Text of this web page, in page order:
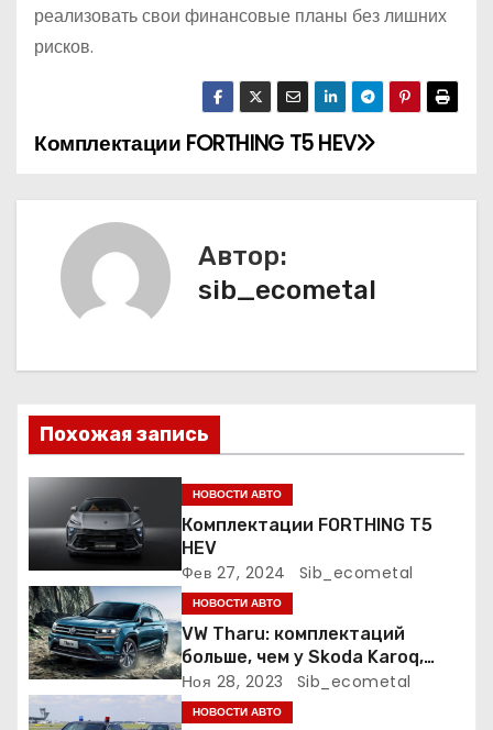
реализовать свои финансовые планы без лишних
рисков.
Н
а
а
ц
и
я
п
о
з
а
Комплектации FORTHING T5 HEV
Автор:
sib_ecometal
Похожая запись
НОВОСТИ АВТО
Комплектации FORTHING T5
HEV
Фев 27, 2024 Sib_ecometal
НОВОСТИ АВТО
VW Tharu: комплектаций
больше, чем у Skoda Karoq,
цены – выше. Оба кросса
пропишутся в России
Ноя 28, 2023 Sib_ecometal
НОВОСТИ АВТО